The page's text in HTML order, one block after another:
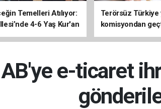
Temelleri Atılıyor:
4-6 Yaş Kur'an
Terörsüz Türkiye
komisyondan
AB'ye e-ticaret